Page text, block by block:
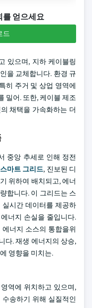
를 얻으세요
드
있으며, 지하 케이블링
을 교체합니다. 환경 규
히 주거 및 상업 영역에
밀어. 또한, 케이블 제조
채택을 가속화하는 더
중앙 추세로 인해 정전
스마트 그리드, 진보된 디
위하여 배치되고, 에너
합니다. 이 그리드는 스
시간 데이터를 제공하
너지 손실을 줄입니다.
너지 소스의 통합을위
다. 재생 에너지의 상승,
영향을 미치는.
역에 위치하고 있으며,
송하기 위해 실질적인